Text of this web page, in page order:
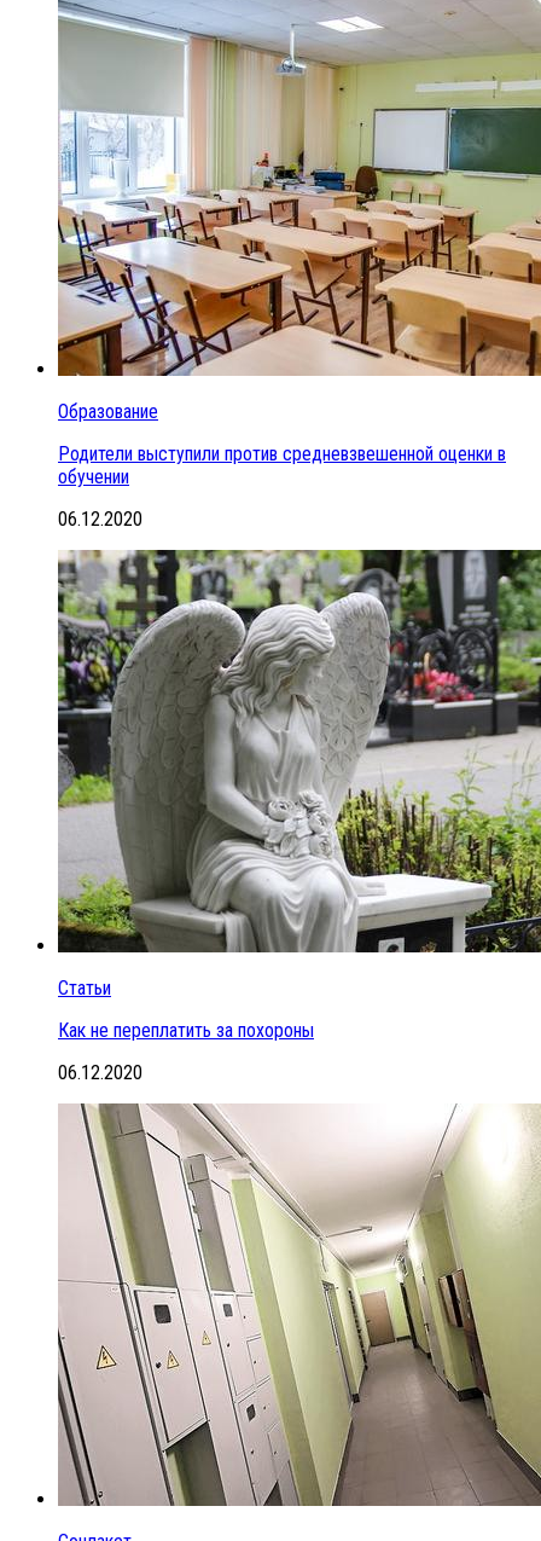
Образование
Родители выступили против средневзвешенной оценки в
обучении
06.12.2020
Статьи
Как не переплатить за похороны
06.12.2020